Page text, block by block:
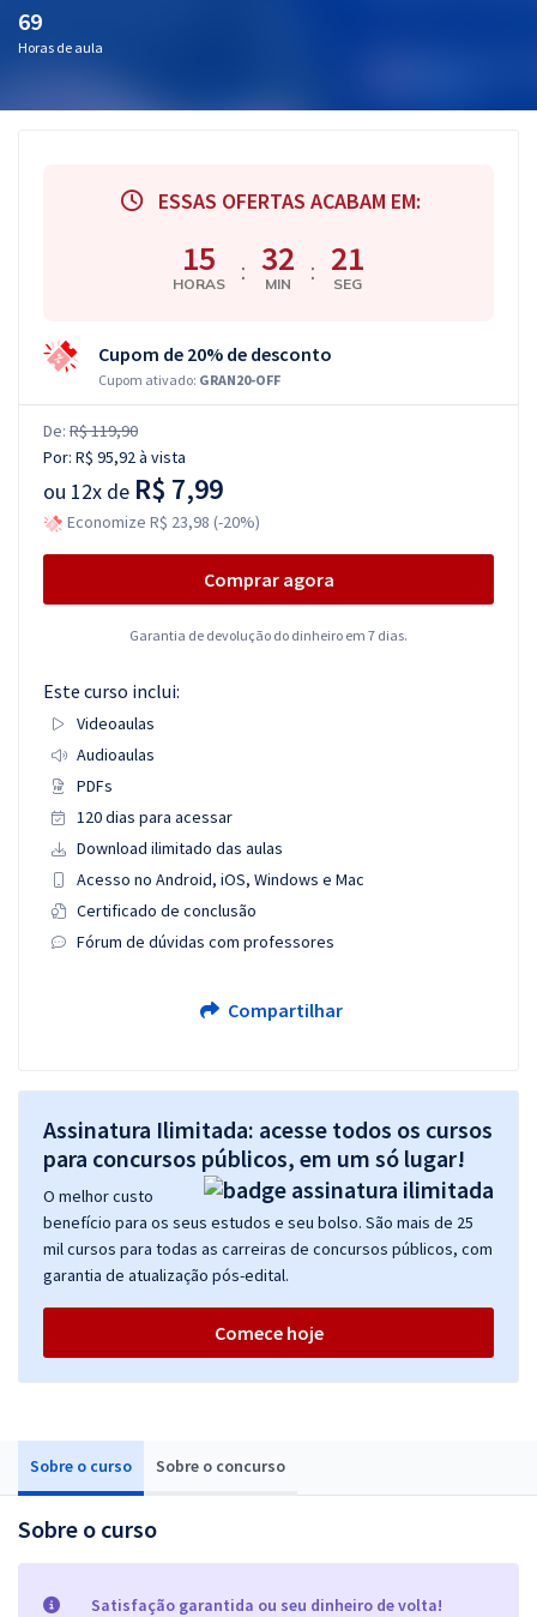
Aprovados
69
Horas de aula
Sobre o curso Sobre o concurso
Sobre o curso
Satisfação garantida ou seu dinheiro de volta!
ESSAS OFERTAS ACABAM EM:
15
HORAS : 32
MIN : 20
SEG
Cupom de 20% de desconto
Cupom ativado: GRAN20-OFF
De: R$ 119,90
Por: R$ 95,92à vista
ou 12x de R$ 7,99
Economize R$ 23,98 (-20%)
Comprar agora
Garantia de devolução do dinheiro em 7 dias.
Este curso inclui:
Videoaulas
Audioaulas
PDFs
120 dias para acessar
Download ilimitado das aulas
Acesso no Android, iOS, Windows e Mac
Certificado de conclusão
Fórum de dúvidas com professores
Compartilhar
Assinatura Ilimitada: acesse todos os cursos
para concursos públicos, em um só lugar!
O melhor custo
benefício para os seus estudos e seu bolso. São mais de 25
mil cursos para todas as carreiras de concursos públicos, com
garantia de atualização pós-edital.
Comece hoje